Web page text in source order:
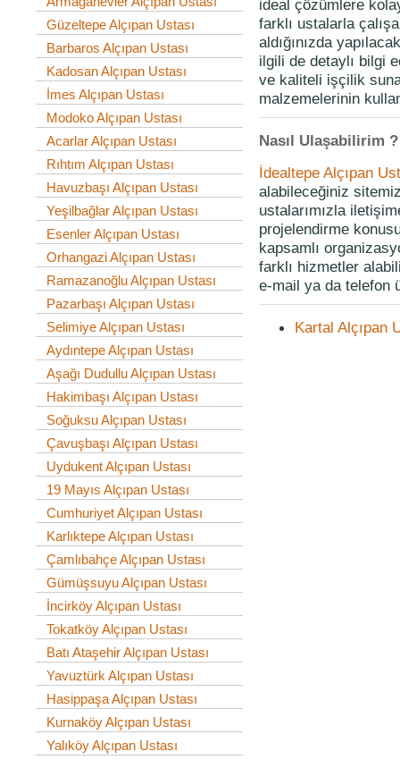
Güzeltepe Alçıpan Ustası
Barbaros Alçıpan Ustası
Kadosan Alçıpan Ustası
İmes Alçıpan Ustası
Modoko Alçıpan Ustası
Acarlar Alçıpan Ustası
Rıhtım Alçıpan Ustası
Havuzbaşı Alçıpan Ustası
Yeşilbağlar Alçıpan Ustası
Esenler Alçıpan Ustası
Orhangazi Alçıpan Ustası
Ramazanoğlu Alçıpan Ustası
Pazarbaşı Alçıpan Ustası
Selimiye Alçıpan Ustası
Aydıntepe Alçıpan Ustası
Aşağı Dudullu Alçıpan Ustası
Hakimbaşı Alçıpan Ustası
Soğuksu Alçıpan Ustası
Çavuşbaşı Alçıpan Ustası
Uydukent Alçıpan Ustası
19 Mayıs Alçıpan Ustası
Cumhuriyet Alçıpan Ustası
Karlıktepe Alçıpan Ustası
Çamlıbahçe Alçıpan Ustası
Gümüşsuyu Alçıpan Ustası
İncirköy Alçıpan Ustası
Tokatköy Alçıpan Ustası
Batı Ataşehir Alçıpan Ustası
Yavuztürk Alçıpan Ustası
Hasippaşa Alçıpan Ustası
Kurnaköy Alçıpan Ustası
Yalıköy Alçıpan Ustası
ideal çözümlere
farklı ustalarla
aldığınızda
ilgili de detaylı bilgi
ve kaliteli işçilik
malzemelerinin
Nasıl Ulaşabilirim ?
İdealtepe Alçıpan
alabileceğiniz
ustalarımızla
projelendirme
kapsamlı
farklı hizmetler
e-mail ya da telefon
Kartal Alçıpan